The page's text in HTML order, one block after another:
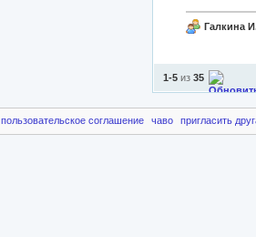
Галкина
1-5 из 35
пользовательское соглашение чаво пригласить